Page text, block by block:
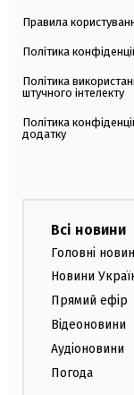
Правила
Політика
Політика
штучного інтелекту
Політика
додатку
Всі новини
Головні
Новини
Прямий ефір
Відеоновини
Аудіоновини
Погода